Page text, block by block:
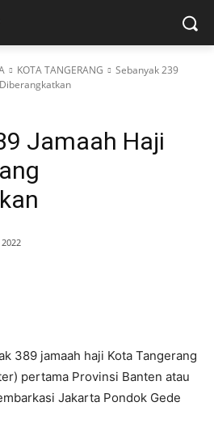
KOTA TANGERANG
Sebanyak 239
Jamaah Haji
389 jamaah haji Kota Tangerang
pertama Provinsi Banten atau
Jakarta Pondok Gede